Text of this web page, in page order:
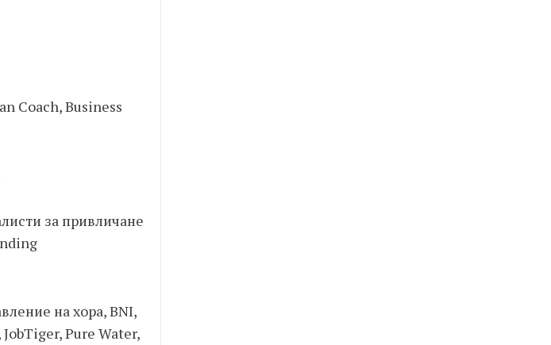
Coach, Business
за привличане
на хора, BNI,
Pure Water,